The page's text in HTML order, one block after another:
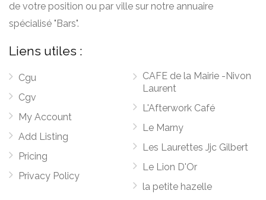
de votre position ou par ville sur notre annuaire
spécialisé "Bars".
Liens utiles :
Cgu
Cgv
My Account
Add Listing
Pricing
Privacy Policy
CAFE de la Mairie -Nivon
Laurent
L'Afterwork Café
Le Marny
Les Laurettes Jjc Gilbert
Le Lion D'Or
la petite hazelle